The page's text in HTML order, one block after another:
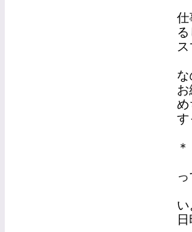
仕
る
め
す
っ